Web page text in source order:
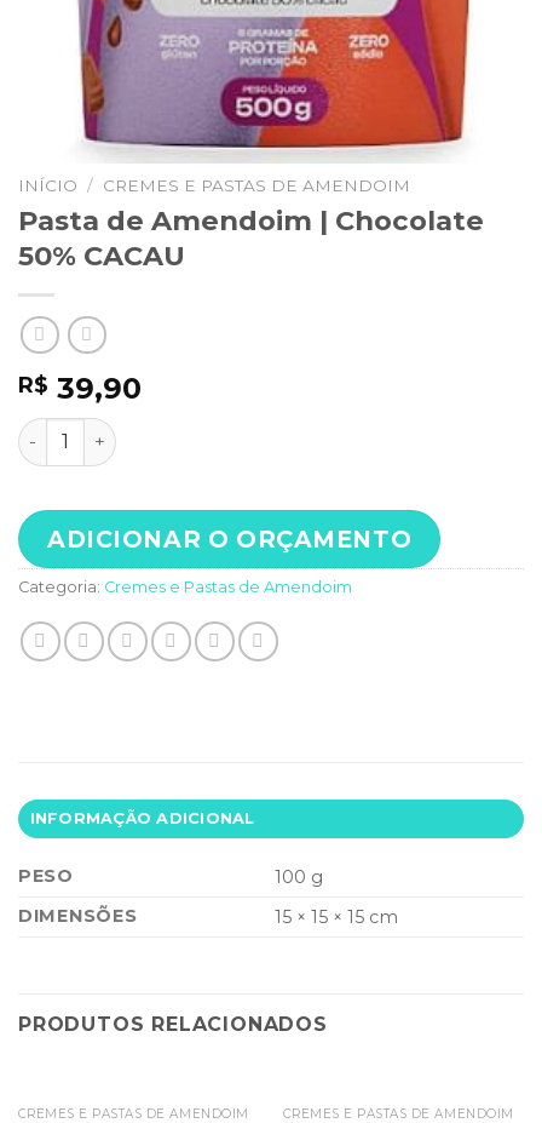
INÍCIO / CREMES E PASTAS DE AMENDOIM
Pasta de Amendoim | Chocolate
50% CACAU
R$ 39,90
Pasta de Amendoim | Chocolate 50% CACAU
ADICIONAR O ORÇAMENTO
Categoria: Cremes e Pastas de Amendoim
INFORMAÇÃO ADICIONAL
PESO
100 g
DIMENSÕES
15 × 15 × 15 cm
PRODUTOS RELACIONADOS
CREMES E PASTAS DE AMENDOIM CREMES E PASTAS DE AMENDOIM